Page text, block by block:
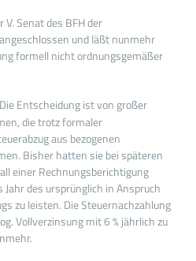
Senat des BFH der
und läßt nunmehr
formell nicht ordnungsgemäßer
Die Entscheidung ist von großer
die trotz formaler
aus bezogenen
Bisher hatten sie bei späteren
einer Rechnungsberichtigung
des ursprünglich in Anspruch
zu leisten. Die Steuernachzahlung
Vollverzinsung mit 6 % jährlich zu